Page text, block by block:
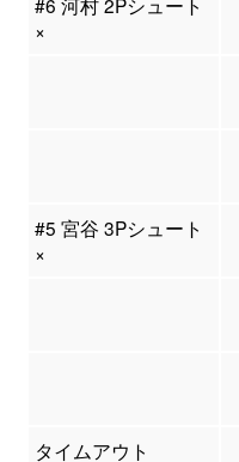
#6 河村 2Pシュート
×
#5 宮谷 3Pシュート
×
タイムアウト